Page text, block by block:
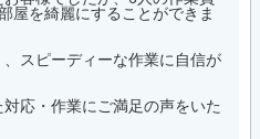
屋を綺麗にすることができま
スピーディーな作業に自信が
応・作業にご満足の声をいた